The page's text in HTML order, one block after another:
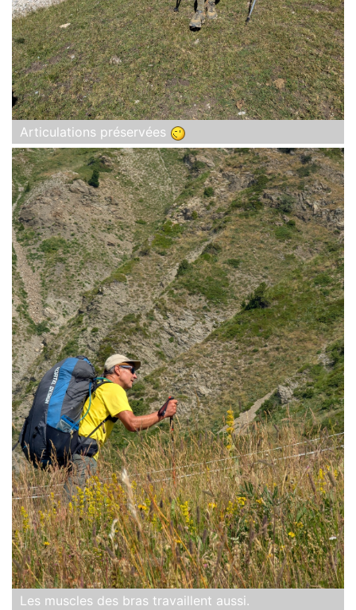
Articulations préservées
Les muscles des bras travaillent aussi.